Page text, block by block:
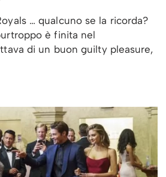
… qualcuno se la ricorda?
è finita nel
di un buon guilty pleasure,